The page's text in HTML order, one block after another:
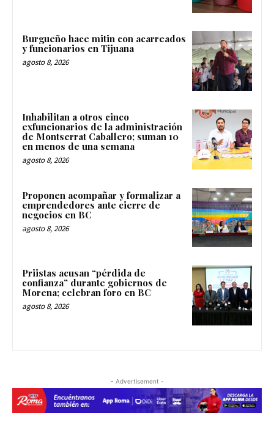
Burgueño hace mitin con acarreados
y funcionarios en Tijuana
agosto 8, 2026
Inhabilitan a otros cinco
exfuncionarios de la administración
de Montserrat Caballero; suman 10
en menos de una semana
agosto 8, 2026
Proponen acompañar y formalizar a
emprendedores ante cierre de
negocios en BC
agosto 8, 2026
Priistas acusan “pérdida de
confianza” durante gobiernos de
Morena; celebran foro en BC
agosto 8, 2026
- Advertisement -